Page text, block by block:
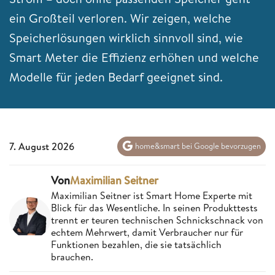
ein Großteil verloren. Wir zeigen, welche
Speicherlösungen wirklich sinnvoll sind, wie
Smart Meter die Effizienz erhöhen und welche
Modelle für jeden Bedarf geeignet sind.
7. August 2026 home&smart bei Google bevorzugen
VonMaximilian Seitner
Maximilian Seitner ist Smart Home Experte mit
Blick für das Wesentliche. In seinen Produkttests
trennt er teuren technischen Schnickschnack von
echtem Mehrwert, damit Verbraucher nur für
Funktionen bezahlen, die sie tatsächlich
brauchen.